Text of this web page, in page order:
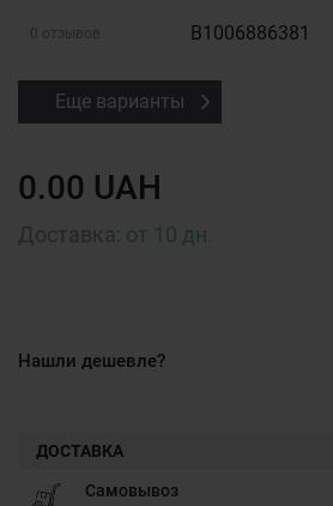
0 отзывов B1006886381
Еще варианты
0.00 UAH
от 10 дн.
Нашли дешевле?
ДОСТАВКА
Самовывоз